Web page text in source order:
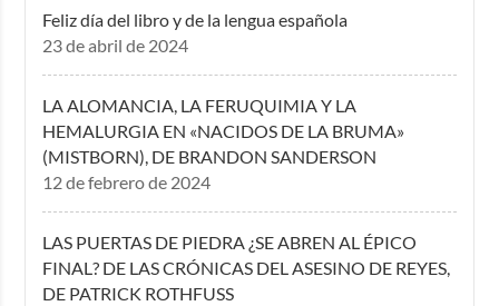
Feliz día del libro y de la lengua española
23 de abril de 2024
LA ALOMANCIA, LA FERUQUIMIA Y LA
HEMALURGIA EN «NACIDOS DE LA BRUMA»
(MISTBORN), DE BRANDON SANDERSON
12 de febrero de 2024
LAS PUERTAS DE PIEDRA ¿SE ABREN AL ÉPICO
FINAL? DE LAS CRÓNICAS DEL ASESINO DE REYES,
DE PATRICK ROTHFUSS